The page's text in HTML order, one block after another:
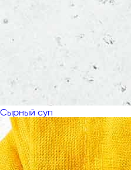
Сырный суп